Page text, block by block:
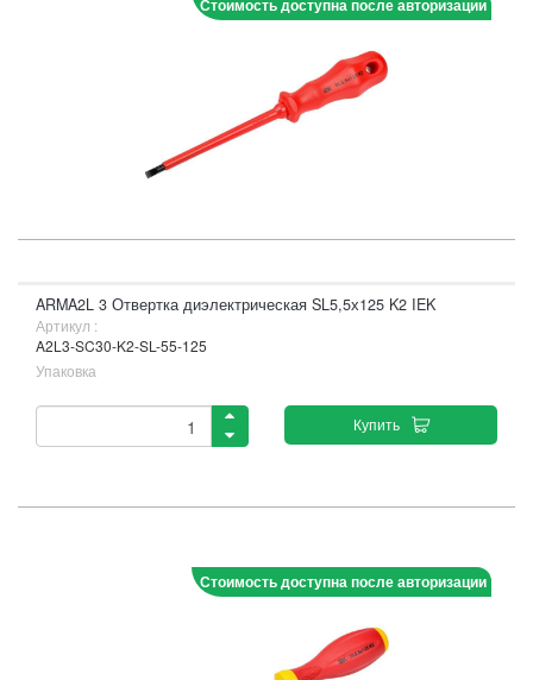
Стоимость доступна после авторизации
ARMA2L 3 Отвертка диэлектрическая SL5,5х125 K2 IEK
Артикул :
A2L3-SC30-K2-SL-55-125
Упаковка
Купить
Стоимость доступна после авторизации